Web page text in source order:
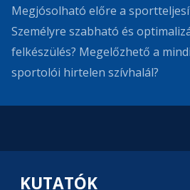
Megjósolható előre a
Személyre szabható és
felkészülés? Megelőzhető a
sportolói hirtelen szívhalál?
KUTATÓK